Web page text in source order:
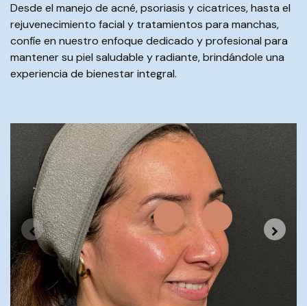
Desde el manejo de acné, psoriasis y cicatrices, hasta el
rejuvenecimiento facial y tratamientos para manchas,
confíe en nuestro enfoque dedicado y profesional para
mantener su piel saludable y radiante, brindándole una
experiencia de bienestar integral.